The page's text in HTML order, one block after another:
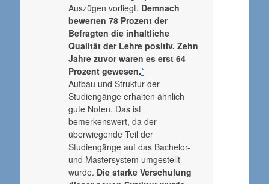
Auszügen vorliegt. Demnach
bewerten 78 Prozent der
Befragten die inhaltliche
Qualität der Lehre positiv. Zehn
Jahre zuvor waren es erst 64
Prozent gewesen.*
Aufbau und Struktur der
Studiengänge erhalten ähnlich
gute Noten. Das ist
bemerkenswert, da der
überwiegende Teil der
Studiengänge auf das Bachelor-
und Mastersystem umgestellt
wurde. Die starke Verschulung